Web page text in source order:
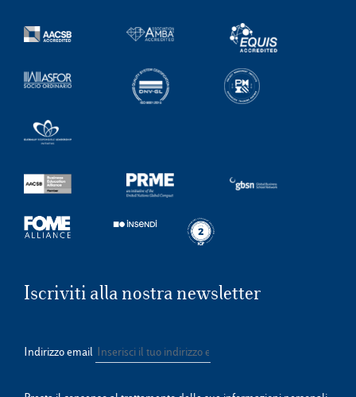
Iscriviti alla nostra newsletter
Indirizzo email